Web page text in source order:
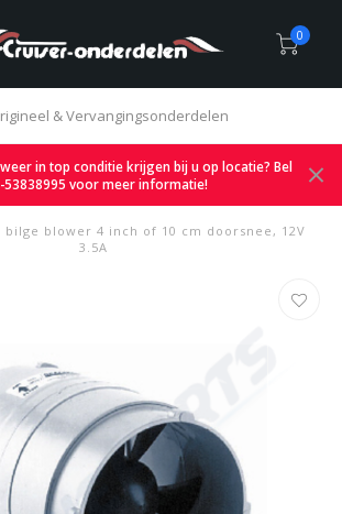
0
& Vervangingsonderdelen
in top conditie krijgen bij u op locatie? Bel
53838995 voor meer informatie!
bilge blower 4 inch of 10 cm doorsnee, 12V
3.5A